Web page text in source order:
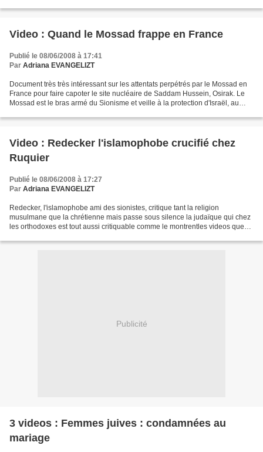
Video : Quand le Mossad frappe en France
Publié le 08/06/2008 à 17:41
Par Adriana EVANGELIZT
Document très très intéressant sur les attentats perpétrés par le Mossad en
France pour faire capoter le site nucléaire de Saddam Hussein, Osirak. Le
Mossad est le bras armé du Sionisme et veille à la protection d'Israël, au
Video : Redecker l'islamophobe crucifié chez
Ruquier
Publié le 08/06/2008 à 17:27
Par Adriana EVANGELIZT
Redecker, l'islamophobe ami des sionistes, critique tant la religion
musulmane que la chrétienne mais passe sous silence la judaïque qui chez
les orthodoxes est tout aussi critiquable comme le montrentles videos que
Publicité
3 videos : Femmes juives : condamnées au
mariage